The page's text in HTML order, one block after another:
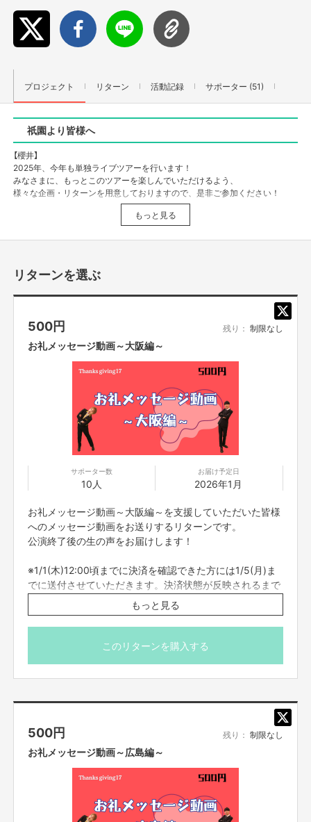
プロジェクト リターン 活動記録 サポーター (51)
祇園より皆様へ
【櫻井】
2025年、今年も単独ライブツアーを行います！
みなさまに、もっとこのツアーを楽しんでいただけるよう、
様々な企画・リターンを用意しておりますので、是非ご参加ください！
今年も漫才ツアーやります！
やりますって言っちゃいましたが
なのでみなさん一緒にツアーやりましょう！
どうやってやるか？
クラファンでいっしょに作りましょうツアーを。
また会いましょう！
ご協力よろしくお願いします！
資金の使い方
「ぎおんまつり～Thanksgiving17～」の制作費として使用させていただきま
・舞台進行スタッフ費
・音響スタッフ費
・発送及び梱包費
■東京
会場：渋谷よしもと漫才劇場
7/12(土)18:15開場 18:30開演 19:30終演
■北海道
会場：ターミナルプラザことにパトス
①15:00開場 15:15開演 16:15終演
②16:30開場16:45開演17:45終演(トーク)
■名古屋
日時：9/27(土)17:00開場17:15開演18:15終演
■広島
会場：エディオン紙屋町ホール
②18:15開場 18:30開演 19:30終演(トーク)
もっと見る
リターンを選ぶ
500円 残り： 制限なし
お礼メッセージ動画～大阪編～
サポーター数
10人
お届け予定日
2026年1月
お礼メッセージ動画～大阪編～を支援していただいた皆様
へのメッセージ動画をお送りするリターンです。
公演終了後の生の声をお届けします！
※1/1(木)12:00頃までに決済を確認できた方には1/5(月)ま
でに送付させていただきます。決済状態が反映されるまで
には時間が掛かる場合がございますのでお早めの購入をお
願いいたします。それ以外の方にはプロジェクト終了後に
送付させていただきます。FANY Crowdfundingメッセー
ジ機能にてお送りするのでお待ちください。
注意事項＞をお読みください。
もっと見る
このリターンを購入する
500円 残り： 制限なし
お礼メッセージ動画～広島編～